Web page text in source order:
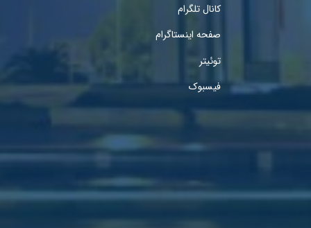
کانال تلگرام
صفحه اینستاگرام
توئیتر
فیسبوک